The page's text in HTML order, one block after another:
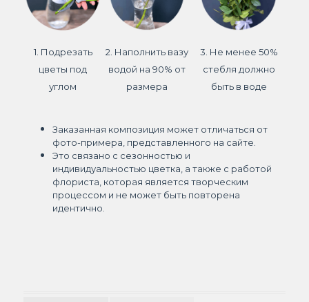
1. Подрезать
цветы под
углом
2. Наполнить вазу
водой на 90% от
размера
3. Не менее 50%
стебля должно
быть в воде
Заказанная композиция может отличаться от
фото-примера, представленного на сайте.
Это связано с сезонностью и
индивидуальностью цветка, а также с работой
флориста, которая является творческим
процессом и не может быть повторена
идентично.